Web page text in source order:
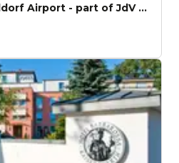
Lindner Hotel Düsseldorf Airport - part of JdV by Hyatt